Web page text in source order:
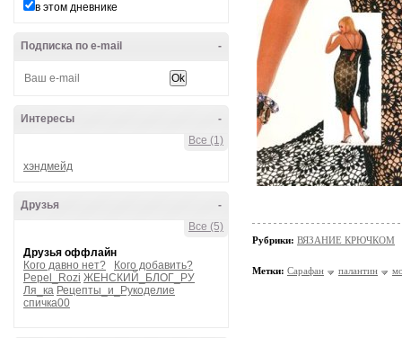
в этом дневнике
-
Подписка по e-mail
-
Интересы
Все (1)
хэндмейд
-
Друзья
Все (5)
Друзья оффлайн
Кого давно нет?
Кого добавить?
Pepel_Rozi ЖЕНСКИЙ_БЛОГ_РУ
Ля_ка Рецепты_и_Рукоделие
спичка00
Рубрики: ВЯЗАНИЕ КРЮЧКОМ
Метки: Сарафан палантин